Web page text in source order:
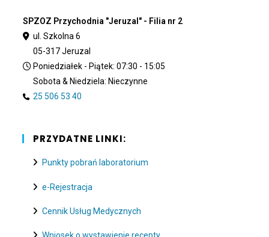
SPZOZ Przychodnia "Jeruzal" - Filia nr 2
ul. Szkolna 6
05-317 Jeruzal
Poniedziałek - Piątek: 07:30 - 15:05
Sobota & Niedziela: Nieczynne
25 506 53 40
PRZYDATNE LINKI:
Punkty pobrań laboratorium
e-Rejestracja
Cennik Usług Medycznych
Wniosek o wystawienie recepty